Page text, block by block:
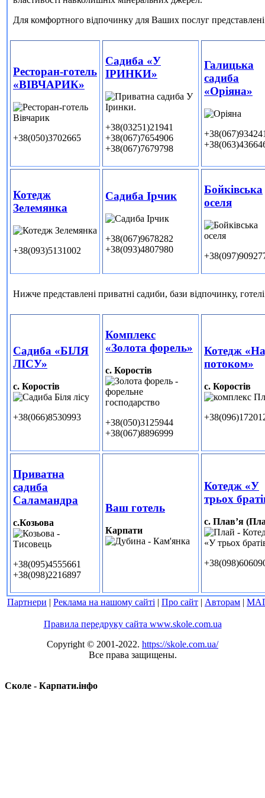
Для комфортного відпочинку для Ваших послуг представлені
Ресторан-готель
«ВІВЧАРИК»
+38(050)3702665
Садиба «У
ІРИНКИ»
+38(03251)21941
+38(067)7654906
+38(067)7679798
Галицька
садиба
«Оріяна»
Котедж
Зелемянка
+38(093)5131002
Садиба Ірчик
+38(067)9678282
+38(093)4807980
Бойківська
оселя
Нижче представлені приватні садиби, бази відпочинку,
Садиба «БІЛЯ
ЛІСУ»
с. Коростів
+38(066)8530993
Комплекс
«Золота форель»
с. Коростів
+38(050)3125944
+38(067)8896999
Котедж
потоком»
с. Коростів
Приватна
садиба
Саламандра
с.Козьова
+38(095)4555661
+38(098)2216897
Ваш готель
Карпати
Котедж «У
трьох
с. Плав’я
Партнери | Реклама на нашому сайті | Про сайт | Авторам |
Правила передруку сайта www.skole.com.ua
Copyright © 2001-2022. https://skole.com.ua/
Все права защищены.
Сколе - Карпати.інфо